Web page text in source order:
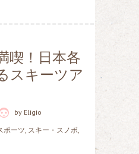
喫！日本各
スキーツア
by Eligio
ポーツ, スキー・スノボ,